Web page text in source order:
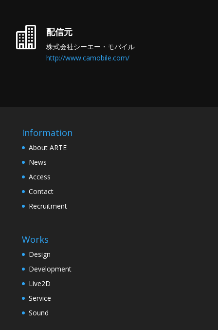
 配信元
株式会社シーエー・モバイル
http://www.camobile.com/
Information
About ARTE
News
Access
Contact
Recruitment
Works
Design
Development
Live2D
Service
Sound